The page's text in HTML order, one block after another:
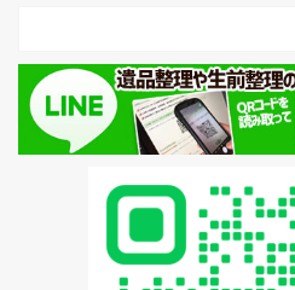
庫・2部屋 不動産売却物
件の整理や不用品回収、
遺品整理に関するお悩み
は、どうぞ私たちにお任
せください。経験豊富で
信頼できるスタッフが、
お客様のご希望に寄り添
い、安心していただける